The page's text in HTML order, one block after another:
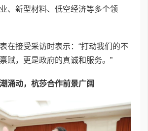
、新型材料、低空经济等多个领
在接受采访时表示：“打动我们的不
赋，更是政府的真诚和服务。”
涌动，杭莎合作前景广阔